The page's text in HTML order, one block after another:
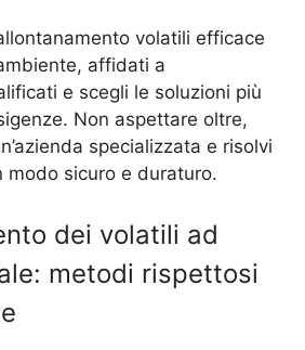
volatili efficace
affidati a
e scegli le soluzioni più
Non aspettare oltre,
specializzata e risolvi
modo sicuro e duraturo.
dei volatili ad
metodi rispettosi